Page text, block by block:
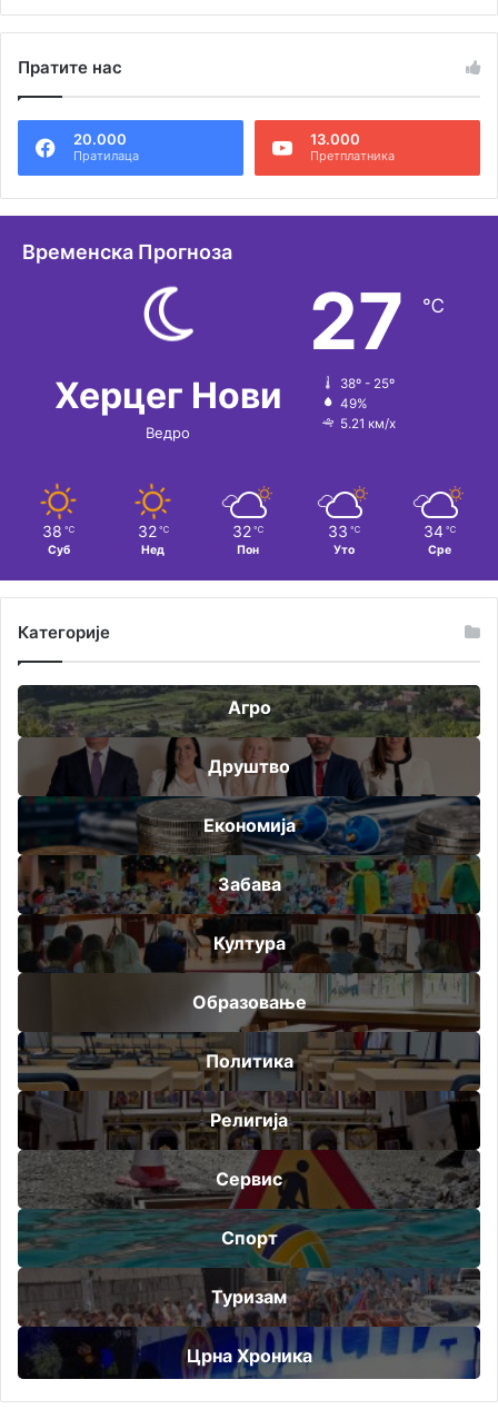
Пратите нас
20.000
Пратилаца
13.000
Претплатника
Временска Прогноза
Херцег Нови
Ведро
27 ℃
38º - 25º
49%
5.21 км/х
38 ℃
Суб
32 ℃
Нед
32 ℃
Пон
33 ℃
Уто
34 ℃
Сре
Категорије
Агро
Друштво
Економија
Забава
Култура
Образовање
Политика
Религија
Сервис
Спорт
Туризам
Црна Хроника